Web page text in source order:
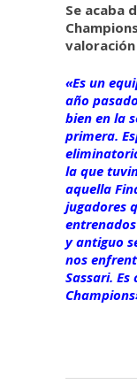
Se acaba
valoración
«Es un
año
bien en la
primera.
la que
aquella
jugadores
y antiguo
nos
Sassari.